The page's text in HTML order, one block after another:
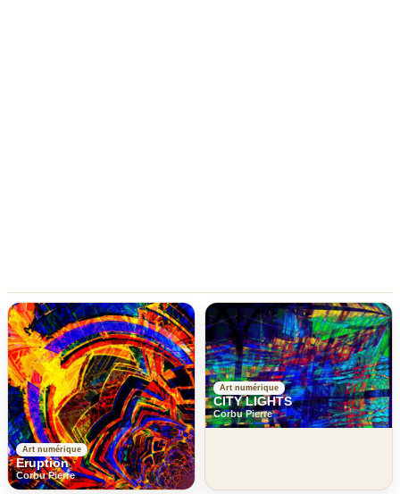
Art numérique
Eruption
Corbu Pierre
Art numérique
CITY LIGHTS
Corbu Pierre